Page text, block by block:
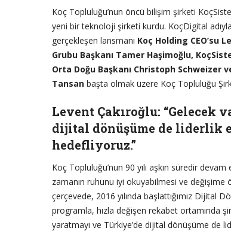
Koç Topluluğu’nun öncü bilişim şirketi
yeni bir teknoloji şirketi kurdu. KoçDigital
gerçekleşen lansmanı Koç Holding CEO’su
Grubu Başkanı Tamer Haşimoğlu,
Orta Doğu Başkanı Christoph Schweizer
Tansan başta olmak üzere Koç Topluluğu
Levent Çakıroğlu: “Gelecek
dijital dönüşüme de liderlik
hedefliyoruz.”
Koç Topluluğu’nun 90 yılı aşkın süredir
zamanın ruhunu iyi okuyabilmesi ve değişime
çerçevede, 2016 yılında başlattığımız Dijital
programla, hızla değişen rekabet ortamında
yaratmayı ve Türkiye’de dijital dönüşüme de